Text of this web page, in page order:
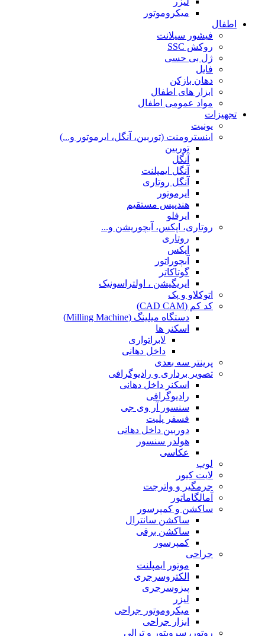
میکروموتور
اطفال
فیشور سیلانت
روکش SSC
ژل بی حسی
فایل
دهان بازکن
ابزار های اطفال
مواد عمومی اطفال
تجهیزات
یونیت
اینسترومنت (توربین، آنگل، ایرموتور و...)
توربین
آنگل
آنگل ایمپلنت
آنگل روتاری
ایرموتور
هندپیس مستقیم
ایرفلو
روتاری، اپکس، آبچوریشن و...
روتاری
اپکس
آبچوراتور
گوتاکاتر
ایریگیشن ، اولتراسونیک
اتوکلاو و پک
کد کم (CAD CAM)
دستگاه میلینگ (Milling Machine)
اسکنر ها
لابراتواری
داخل دهانی
پرینتر سه بعدی
تصویر برداری و رادیوگرافی
اسکنر داخل دهانی
رادیوگرافی
سنسور آر وی جی
فسفر پلیت
دوربین داخل دهانی
هولدر سنسور
عکاسی
لوپ
لایت کیور
جرمگیر و واترجت
آمالگاماتور
ساکشن و کمپرسور
ساکشن سانترال
ساکشن برقی
کمپرسور
جراحی
موتور ایمپلنت
الکتروسرجری
پیزوسرجری
لیزر
میکروموتور جراحی
ابزار جراحی
روتور، سرویتور و ترالی